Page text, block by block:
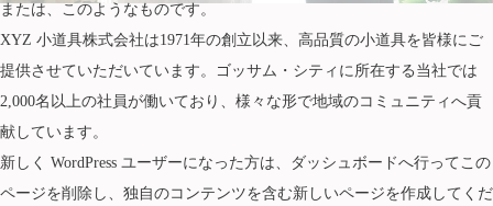
または、このようなものです。
XYZ 小道具株式会社は1971年の創立以来、高品質の小道具を皆様にご
提供させていただいています。ゴッサム・シティに所在する当社では
2,000名以上の社員が働いており、様々な形で地域のコミュニティへ貢
献しています。
新しく WordPress ユーザーになった方は、
ダッシュボードへ行ってこの
ページを削除し、独自のコンテンツを含む新しいページを作成してくだ